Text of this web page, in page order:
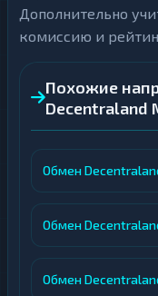
Дополнительно
комиссию и
Похожие
Decentraland
Обмен
Обмен
Обмен